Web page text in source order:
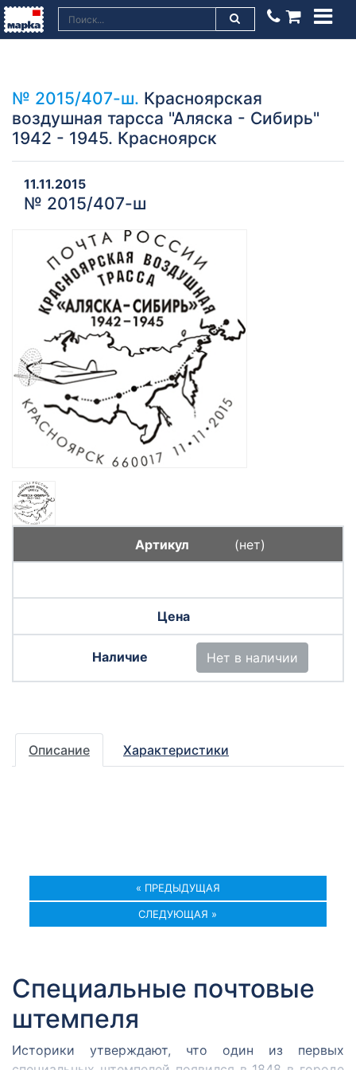
№ 2015/407-ш. Красноярская
воздушная тарсса "Аляска - Сибирь"
1942 - 1945. Красноярск
11.11.2015
№ 2015/407-ш
(нет)
Нет в наличии
Описание Характеристики
« ПРЕДЫДУЩАЯ
СЛЕДУЮЩАЯ »
Специальные почтовые
штемпеля
Историки утверждают, что один из первых